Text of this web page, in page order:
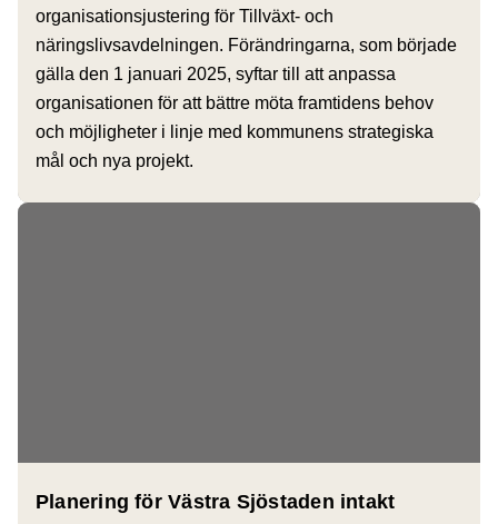
organisationsjustering för Tillväxt- och
näringslivsavdelningen. Förändringarna, som började
gälla den 1 januari 2025, syftar till att anpassa
organisationen för att bättre möta framtidens behov
och möjligheter i linje med kommunens strategiska
mål och nya projekt.
Planering för Västra Sjöstaden intakt